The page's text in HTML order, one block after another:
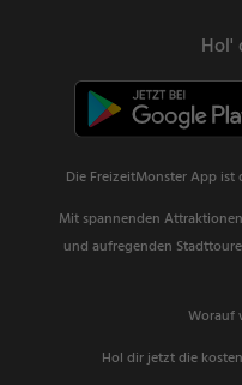
Hol'
Die FreizeitMonster App ist
Mit spannenden
und aufregenden
Worauf
Hol dir jetzt die